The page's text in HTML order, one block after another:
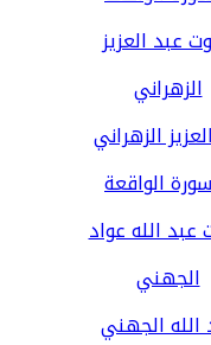
الزهراني
الله الجهني